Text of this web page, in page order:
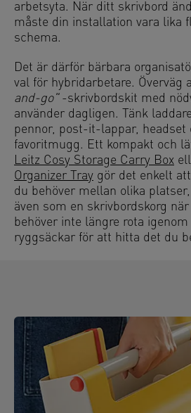
arbetsyta. När ditt skrivbord
måste din installation vara lika
schema.
Det är därför bärbara
val för hybridarbetare. Överväg
and-go" -skrivbordskit med
använder dagligen. Tänk
pennor, post-it-lappar, headset
favoritmugg. Ett kompakt och
Leitz Cosy Storage Carry Box
Organizer Tray gör det enkelt
du behöver mellan olika
även som en skrivbordskorg
behöver inte längre rota
ryggsäckar för att hitta det du